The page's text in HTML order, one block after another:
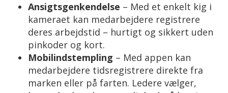
Ansigtsgenkendelse – Med et enkelt kig i
kameraet kan medarbejdere registrere
deres arbejdstid – hurtigt og sikkert uden
pinkoder og kort.
Mobilindstempling – Med appen kan
medarbejdere tidsregistrere direkte fra
marken eller på farten. Ledere vælger,